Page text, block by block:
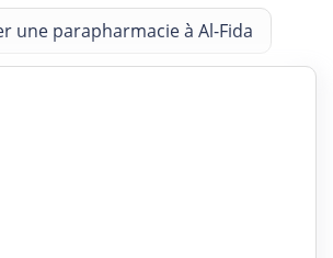
une parapharmacie à Al-Fida